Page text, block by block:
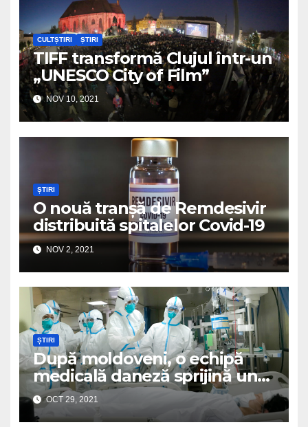
CULTȘTIRI ȘTIRI
TIFF transformă Clujul într-un
„UNESCO City of Film”
NOV 10, 2021
ȘTIRI
O nouă tranșă de Remdesivir
distribuită spitalelor Covid-19
NOV 2, 2021
ȘTIRI
După moldoveni, o echipă
medicală daneză sprijină un
spital românesc
OCT 29, 2021